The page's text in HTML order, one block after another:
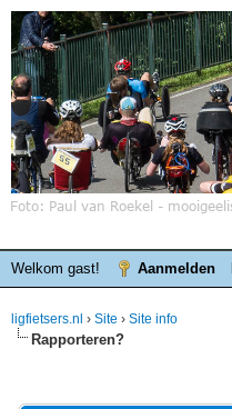
Welkom gast! Aanmelden
ligfietsers.nl › Site › Site info
Rapporteren?